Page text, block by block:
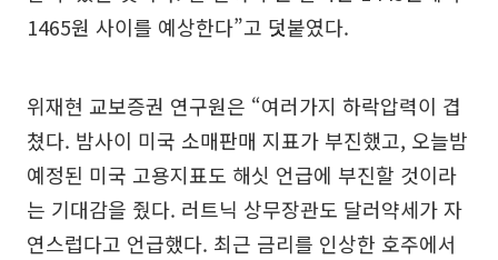
1465원 사이를 예상한다”고 덧붙였다.
위재현 교보증권 연구원은 “여러가지 하락압력이 겹
쳤다. 밤사이 미국 소매판매 지표가 부진했고, 오늘밤
예정된 미국 고용지표도 해싯 언급에 부진할 것이라
는 기대감을 줬다. 러트닉 상무장관도 달러약세가 자
연스럽다고 언급했다. 최근 금리를 인상한 호주에서